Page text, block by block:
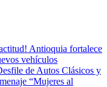
Antioquia fortalece
vehículos
de Autos Clásicos y
“Mujeres al